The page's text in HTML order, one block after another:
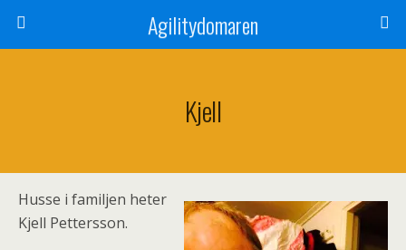
Agilitydomaren
Kjell
Husse i familjen heter
Kjell Pettersson.